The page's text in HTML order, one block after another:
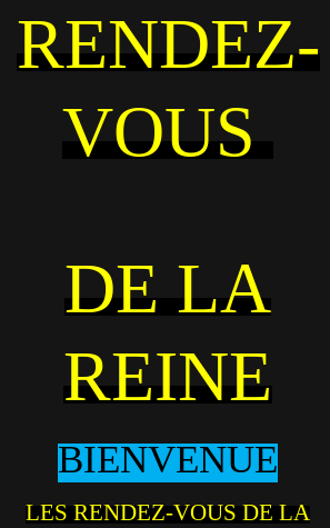
RENDEZ-
VOUS
DE LA
REINE
BIENVENUE
LES RENDEZ-VOUS DE LA